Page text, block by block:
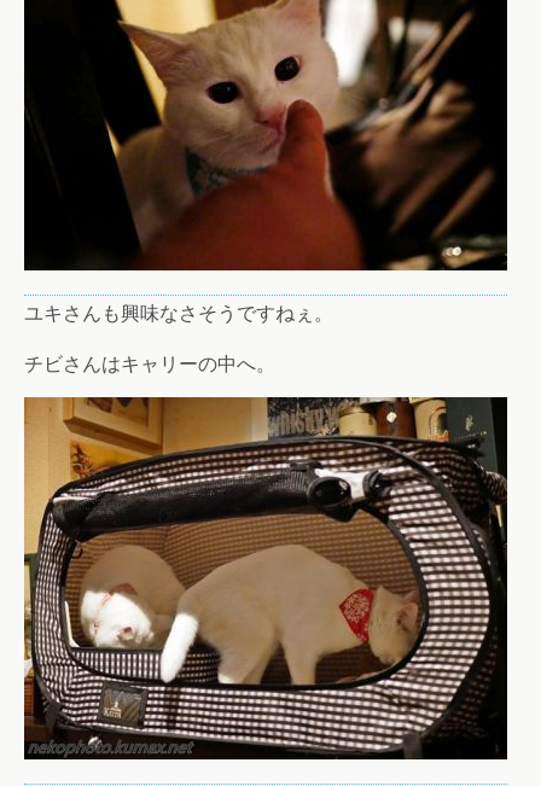
ユキさんも興味なさそうですねぇ。
チビさんはキャリーの中へ。